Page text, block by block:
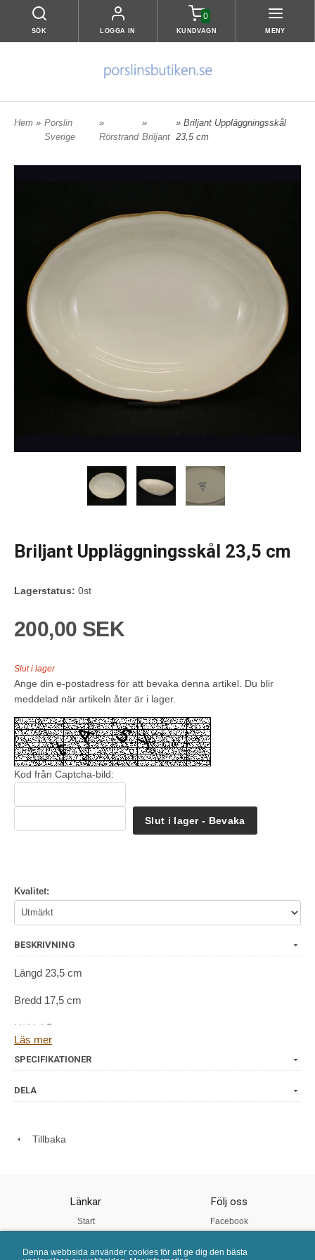
Denna webbsida använder cookies för att ge dig den bästa
SÖK LOGGA IN
0
KUNDVAGN MENY
Hem » Porslin
Sverige
»
Rörstrand
»
Briljant
» Briljant Uppläggningsskål
23,5 cm
Briljant Uppläggningsskål 23,5 cm
Lagerstatus: 0st
200,00 SEK
Slut i lager
Ange din e-postadress för att bevaka denna artikel. Du blir
meddelad när artikeln åter är i lager.
Kod från Captcha-bild:
Slut i lager - Bevaka
Kvalitet:
BESKRIVNING
Längd 23,5 cm
Bredd 17,5 cm
Höjd 4,5 cm
Läs mer
SPECIFIKATIONER
DELA
Tillbaka
Länkar
Start
Vår Kvalitet
Följ oss
Facebook
Twitter